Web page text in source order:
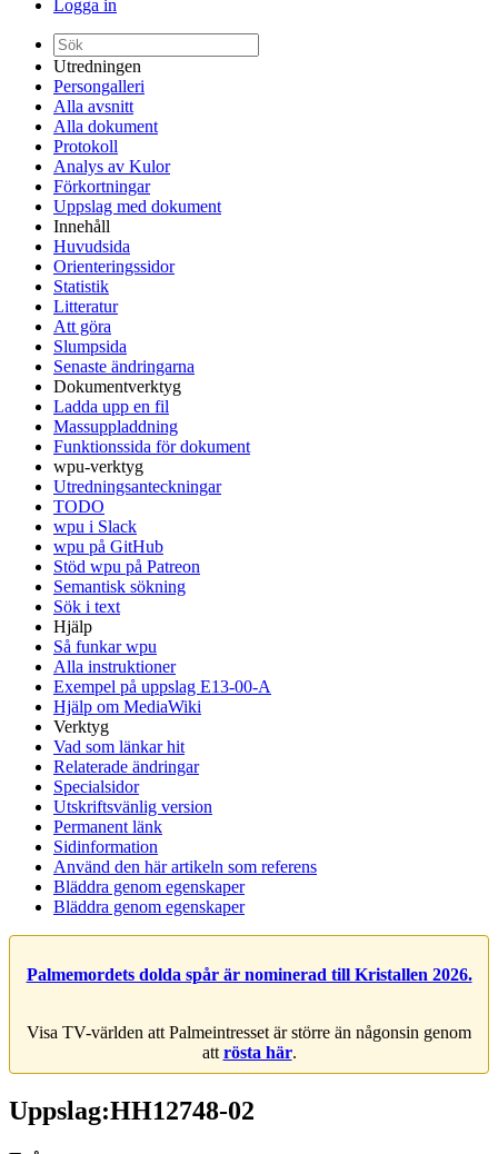
Logga in
Utredningen
Persongalleri
Alla avsnitt
Alla dokument
Protokoll
Analys av Kulor
Förkortningar
Uppslag med dokument
Innehåll
Huvudsida
Orienteringssidor
Statistik
Litteratur
Att göra
Slumpsida
Senaste ändringarna
Dokumentverktyg
Ladda upp en fil
Massuppladdning
Funktionssida för dokument
wpu-verktyg
Utredningsanteckningar
TODO
wpu i Slack
wpu på GitHub
Stöd wpu på Patreon
Semantisk sökning
Sök i text
Hjälp
Så funkar wpu
Alla instruktioner
Exempel på uppslag E13-00-A
Hjälp om MediaWiki
Verktyg
Vad som länkar hit
Relaterade ändringar
Specialsidor
Utskriftsvänlig version
Permanent länk
Sidinformation
Använd den här artikeln som referens
Bläddra genom egenskaper
Bläddra genom egenskaper
Palmemordets dolda spår är nominerad till Kristallen 2026.
Visa TV-världen att Palmeintresset är större än någonsin genom
att rösta här.
Uppslag:HH12748-02